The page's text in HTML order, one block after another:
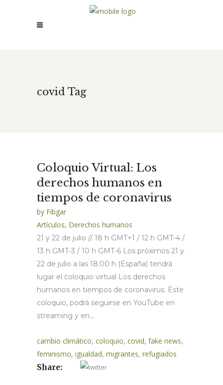
covid Tag
Coloquio Virtual: Los
derechos humanos en
tiempos de coronavirus
by Fibgar
Artículos, Derechos humanos
21 y 22 de julio // 18 h GMT+1 / 12 h GMT-4 /
13 h GMT-3 / 10 h GMT-6 Los próximos 21 y
22 de julio a las 18:00 h (España) tendrá
lugar el coloquio virtual Los derechos
humanos en tiempos de coronavirus. Este
coloquio, podrá seguirse en YouTube en
streaming y en...
cambio climático, coloquio, covid, fake news,
feminismo, igualdad, migrantes, refugiados
Share: